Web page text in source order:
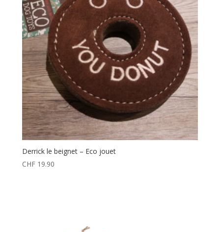
Derrick le beignet – Eco jouet
CHF19.90